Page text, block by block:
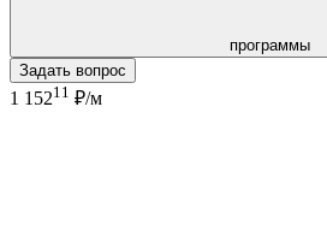
программы
Задать вопрос
1 15211 ₽/м